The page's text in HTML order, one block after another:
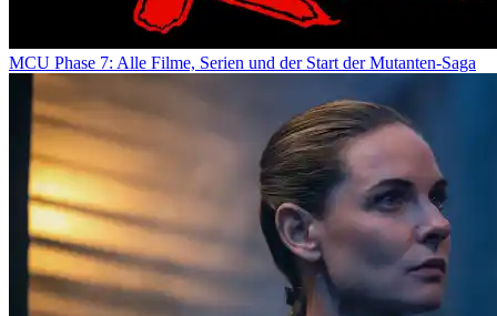
MCU Phase 7: Alle Filme, Serien und der Start der Mutanten-Saga